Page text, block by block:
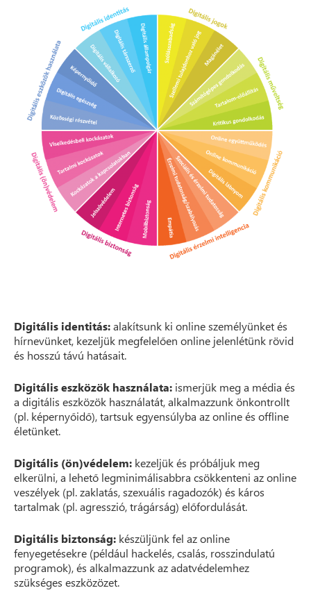
Digitális identitás:alakítsunk ki online személyünket és
hírnevünket, kezeljük megfelelően online jelenlétünk rövid
és hosszú távú hatásait.
Digitális eszközök használata: ismerjük meg a média és
a digitális eszközök használatát, alkalmazzunk önkontrollt
(pl. képernyőidő), tartsuk egyensúlyba az online és offline
életünket.
Digitális (ön)védelem: kezeljük és próbáljuk meg
elkerülni, a lehető legminimálisabbra csökkenteni az online
veszélyek (pl. zaklatás, szexuális ragadozók) és káros
tartalmak (pl. agresszió, trágárság) előfordulását.
Digitális biztonság: készüljünk fel az online
fenyegetésekre (például hackelés, csalás, rosszindulatú
programok), és alkalmazzunk az adatvédelemhez
szükséges eszközözet.